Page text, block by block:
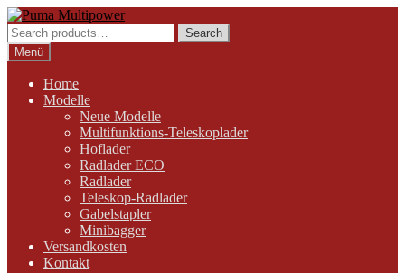
Zur
Navigation
springen
Zum
Inhalt
springen
Search
for:
Search
Menü
Home
Modelle
Neue Modelle
Multifunktions-Teleskoplader
Hoflader
Radlader ECO
Radlader
Teleskop-Radlader
Gabelstapler
Minibagger
Versandkosten
Kontakt